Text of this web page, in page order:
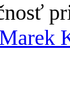
Marek